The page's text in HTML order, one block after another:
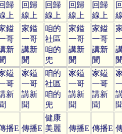
歸
上
回歸
線上
回歸
線上
回歸
線上
回歸
線上
鎰
哥
新
家鎰
一哥
講新
聞
咱的
社區
咱的
兜
家鎰
一哥
講新
聞
家鎰
一哥
講新
聞
鎰
哥
新
家鎰
一哥
講新
聞
咱的
社區
咱的
兜
家鎰
一哥
講新
聞
家鎰
一哥
講新
聞
播E 傳播E
健康
美麗
傳播E 傳播E